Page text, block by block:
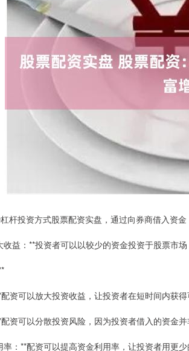
杆投资方式股票配资实盘，通过向券商借入资
益：**投资者可以以较少的资金投资于股票市场
资可以放大投资收益，让投资者在短时间内获得
资可以分散投资风险，因为投资者借入的资金并
：**配资可以提高资金利用率，让投资者用更少